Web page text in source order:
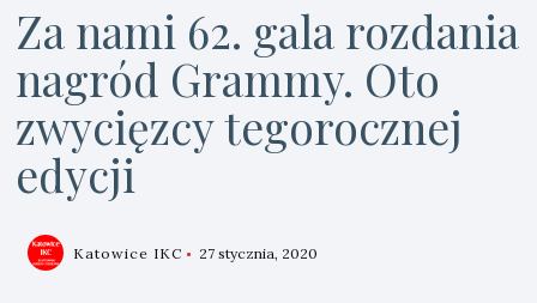
Za nami 62. gala rozdania
nagród Grammy. Oto
zwycięzcy tegorocznej
edycji
Katowice IKC 27 stycznia, 2020